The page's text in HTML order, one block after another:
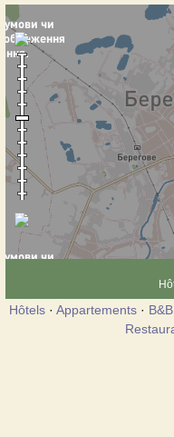
Hôtels · Appartements · B&B